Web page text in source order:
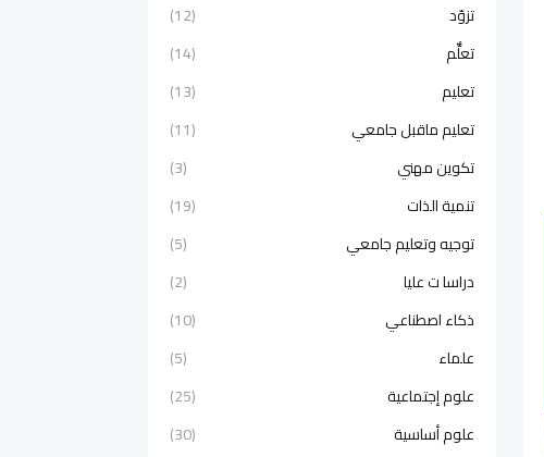
تزوّد
(12)
تعلٌّم
(14)
تعليم
(13)
تعليم ماقبل جامعي
(11)
تكوين مهني
(3)
تنمية الذات
(19)
توجيه وتعليم جامعي
(5)
دراسا ت عليا
(2)
ذكاء اصطناعي
(10)
علماء
(5)
علوم إجتماعية
(25)
علوم أساسية
(30)